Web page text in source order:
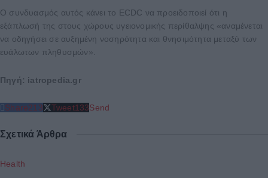
Ο συνδυασμός αυτός κάνει το ECDC να προειδοποιεί ότι η
εξάπλωσή της στους χώρους υγειονομικής περίθαλψης «αναμένεται
να οδηγήσει σε αυξημένη νοσηρότητα και θνησιμότητα μεταξύ των
ευάλωτων πληθυσμών».
Πηγή: iatropedia.gr
Share213 Tweet133Send
Σχετικά Άρθρα
Health